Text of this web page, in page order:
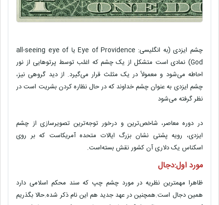
چشم ایزدی (به انگلیسی: Eye of Providence یا all-seeing eye of
God) نمادی است متشکل از یک چشم که اغلب توسط پرتوهایی از نور
احاطه می‌شود و معمولاً در یک مثلث قرار می‌گیرد. از دید گروهی نیز،
چشم ایزدی به عنوان چشم خداوند که در حال نظاره کردن بشریت است در
نظر گرفته می‌شود
در دوره معاصر، شاخص‌ترین و درخور توجه‌ترین تصویرسازی از چشم
ایزدی، رویه پشتی نشان بزرگ ایالات متحده آمریکاست که بر روی
اسکناس یک دلاری آن کشور نقش بسته‌است.
مورد اول:دجال
ظاهرا مهمترین نظریه در مورد چشم چپ که سند محکم اسلامی دارد
همین دجال است.همچنین در عهد جدید هم این نام ذکر شده.حالا بگذریم